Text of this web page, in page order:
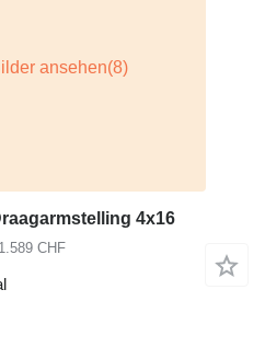
4x16
CHF